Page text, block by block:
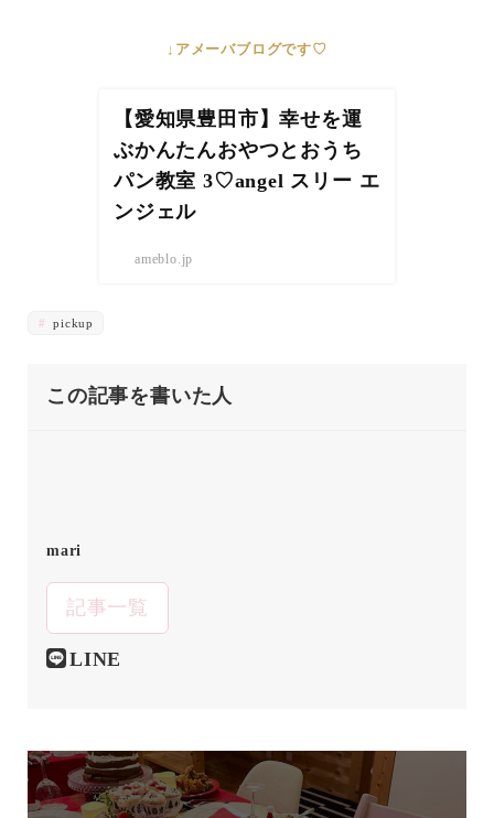
↓アメーバブログです♡
【愛知県豊田市】幸せを運
ぶかんたんおやつとおうち
パン教室 3♡angel スリー エ
ンジェル
ameblo.jp
pickup
この記事を書いた人
mari
記事一覧
LINE